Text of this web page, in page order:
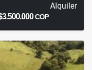
Alquiler
COP